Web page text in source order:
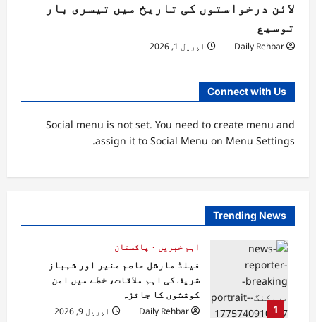
لائن درخواستوں کی تاریخ میں تیسری بار
توسیع
Daily Rehbar اپریل 1, 2026
Connect with Us
Social menu is not set. You need to create menu and
assign it to Social Menu on Menu Settings.
Trending News
1
اہم خبریں
پاکستان
فیلڈ مارشل عاصم منیر اور شہباز
شریف کی اہم ملاقات، خطے میں امن
کوششوں کا جائزہ
Daily Rehbar
اپریل 9, 2026